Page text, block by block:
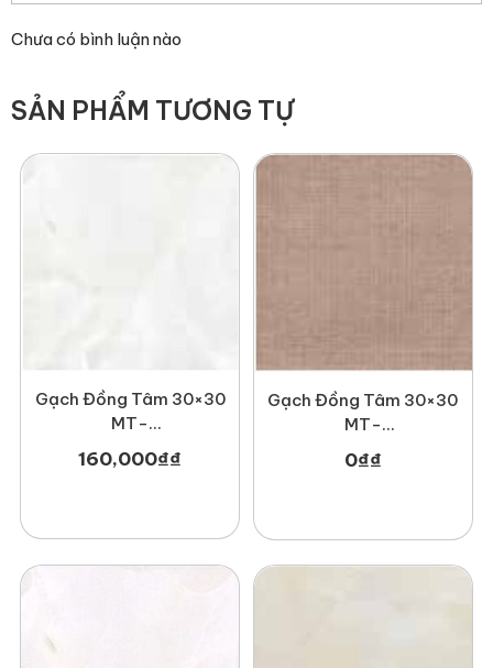
4. Bảo trì gạch mosaic lục giác
Mặc dù viên gạch mosaic kích thước nhỏ hình lục giác
chống trượt tốt hơn do sự gia tăng của các mạch vữa, bạn
của bạn trông đẹp nhất, hãy xem xét tông màu vữa trung
nghìn các đường mạch vữa cần làm sạch làm cho bạn lo
Chưa có bình luận nào
SẢN PHẨM TƯƠNG TỰ
Gạch Đồng Tâm 30×30
MT-
GDT3030Haivan002
160,000₫₫
Gạch Đồng Tâm 30×30
MT-
GDT3030Mosaic002
0₫₫